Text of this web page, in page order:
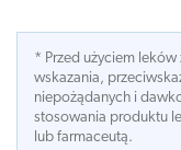
* Przed użyciem
wskazania,
niepożądanych i
stosowania produktu
lub farmaceutą.